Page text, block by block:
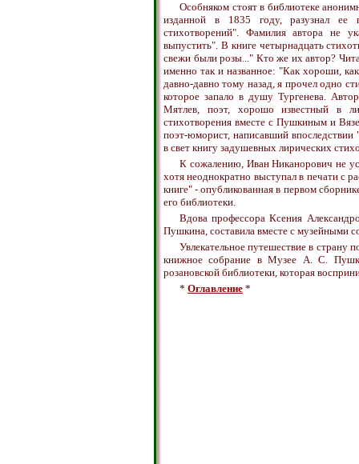
Особняком стоят в библиотеке
изданной в 1835 году, разузнал ее
стихотворений". Фамилия автора не
выпустить". В книге четырнадцать
свежи были розы..." Кто же их автор?
именно так и названное: "Как хороши,
давно-давно тому назад, я прочел одно
которое запало в душу Тургенева.
Мятлев, поэт, хорошо известный в
стихотворения вместе с Пушкиным и
поэт-юморист, написавший
в свет книгу задушевных лирических
К сожалению, Иван Никанорович не
хотя неоднократно выступал в печати с
книге" - опубликованная в первом
его библиотеки.
Вдова профессора Ксения
Пушкина, составила вместе с музейными
Увлекательное путешествие в страну
книжное собрание в Музее А. С.
розановской библиотеки, которая
* Оглавление *